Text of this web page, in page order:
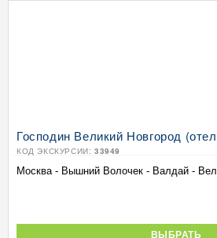
Господин Великий Новгород
КОД ЭКСКУРСИИ: 33949
Москва - Вышний Волочек - Валдай -
ВЫБРАТЬ